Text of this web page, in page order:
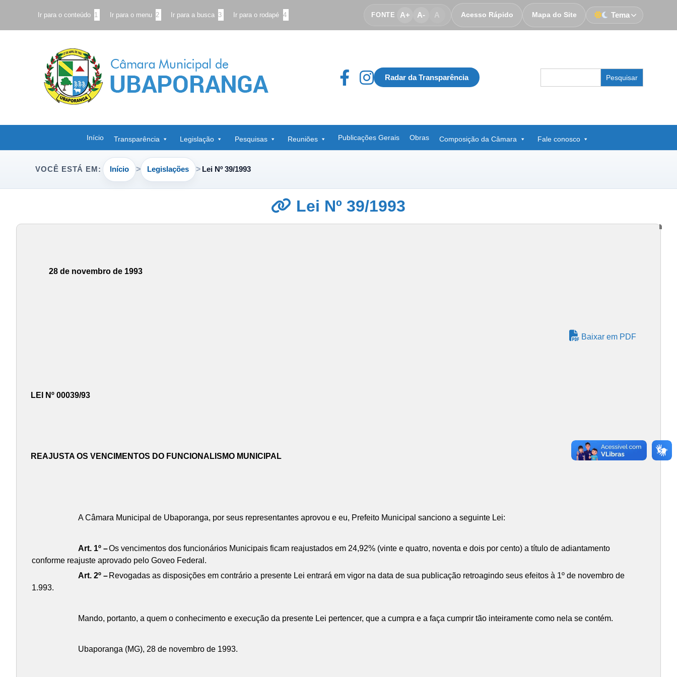
Ir para o conteúdo 1 Ir para o menu 2 Ir para a busca 3 Ir para o rodapé 4 FONTE A+ A- A Acesso Rápido Mapa do Site Tema
Radar da Transparência
for:
Início Transparência Legislação Pesquisas Reuniões Publicações Gerais Obras Composição da Câmara Fale conosco
VOCÊ ESTÁ EM: Início Legislações Lei Nº 39/1993
Lei Nº 39/1993
28 de novembro de 1993
Baixar em PDF
LEI Nº 00039/93
REAJUSTA OS VENCIMENTOS DO FUNCIONALISMO MUNICIPAL
A Câmara Municipal de Ubaporanga, por seus representantes aprovou e eu, Prefeito Municipal sanciono a seguinte Lei:
Art. 1º –Os vencimentos dos funcionários Municipais ficam reajustados em 24,92% (vinte e quatro, noventa e dois por cento) a título de adiantamento
conforme reajuste aprovado pelo Goveo Federal.
Art. 2º –Revogadas as disposições em contrário a presente Lei entrará em vigor na data de sua publicação retroagindo seus efeitos à 1º de novembro de
1.993.
Mando, portanto, a quem o conhecimento e execução da presente Lei pertencer, que a cumpra e a faça cumprir tão inteiramente como nela se contém.
Ubaporanga (MG), 28 de novembro de 1993.